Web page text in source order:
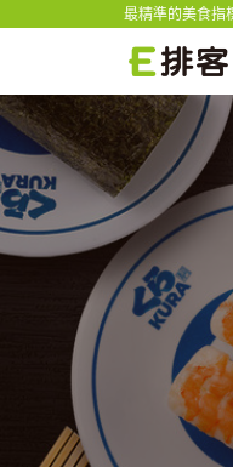
最精準的美食指